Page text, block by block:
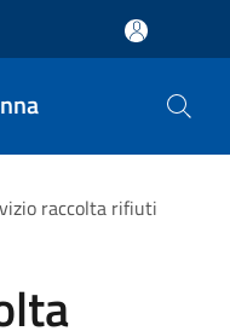
raccolta rifiuti